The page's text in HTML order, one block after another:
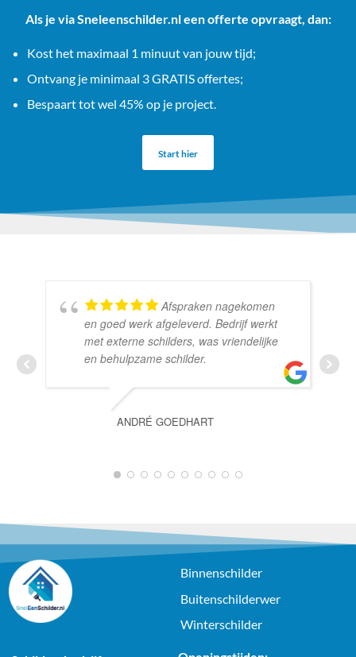
Als je via Sneleenschilder.nl een offerte opvraagt, dan:
Kost het maximaal 1 minuut van jouw tijd;
Ontvang je minimaal 3 GRATIS offertes;
Bespaart tot wel 45% op je project.
Start hier
Afspraken nagekomen
en goed werk afgeleverd. Bedrijf werkt
met externe schilders, was vriendelijke
en behulpzame schilder.
ANDRÉ GOEDHART
1 2 3 4 5 6 7 8 9 10
Binnenschilder
Buitenschilderwer
Winterschilder